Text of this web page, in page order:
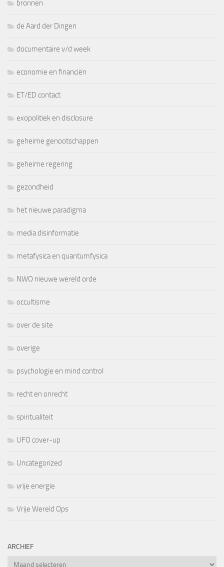
bronnen
de Aard der Dingen
documentaire v/d week
economie en financiën
ET/ED contact
exopolitiek en disclosure
geheime genootschappen
geheime regering
gezondheid
het nieuwe paradigma
media disinformatie
metafysica en quantumfysica
NWO nieuwe wereld orde
occultisme
over de site
overige
psychologie en mind control
recht en onrecht
spiritualiteit
UFO cover-up
Uncategorized
vrije energie
Vrije Wereld Ops
ARCHIEF
Archief